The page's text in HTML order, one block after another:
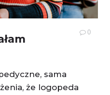
0
sama
że logopeda